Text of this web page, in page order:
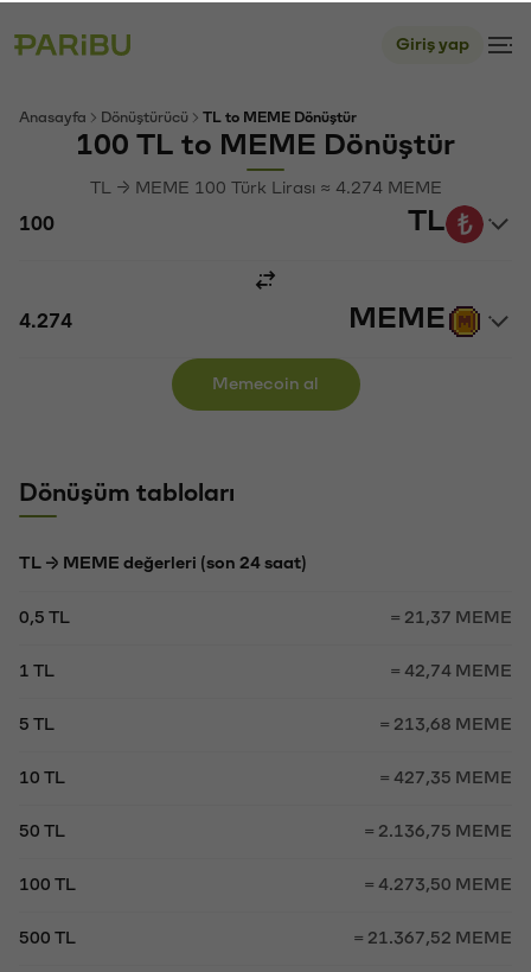
Giriş yap
Anasayfa Dönüştürücü TL to MEME Dönüştür
100 TL to MEME Dönüştür
TL → MEME 100 Türk Lirası ≈ 4.274 MEME
TL
MEME
Memecoin al
Dönüşüm tabloları
TL → MEME değerleri (son 24 saat)
0,5 TL = 21,37 MEME
1 TL = 42,74 MEME
5 TL = 213,68 MEME
10 TL = 427,35 MEME
50 TL = 2.136,75 MEME
100 TL = 4.273,50 MEME
500 TL = 21.367,52 MEME